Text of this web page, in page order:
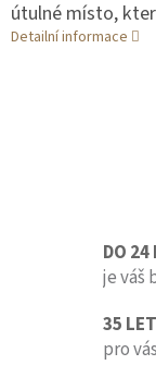
útulné místo,
Detailní informace
DO 24
je váš
35
pro